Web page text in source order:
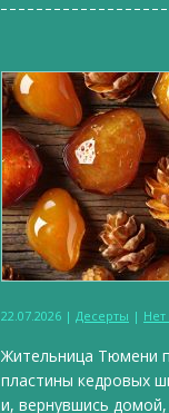
22.07.2026 | Десерты |
Жительница Тюмени
пластины кедровых
и, вернувшись